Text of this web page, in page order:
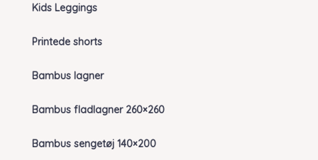
Kids Leggings
Printede shorts
Bambus lagner
Bambus fladlagner 260×260
Bambus sengetøj 140×200